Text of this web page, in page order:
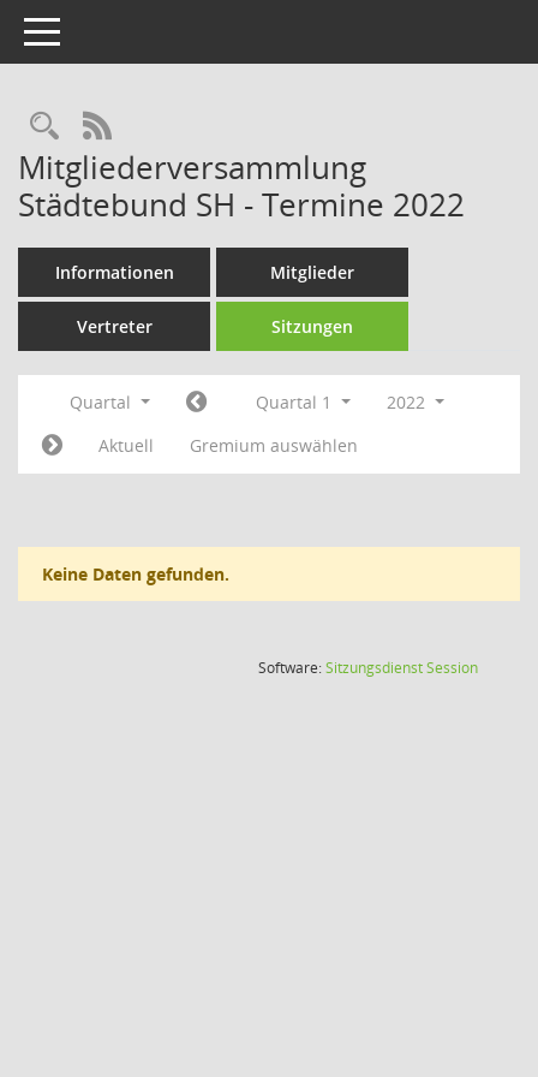
Toggle navigation
Rechercheauswahl
RSS-Feed
Mitgliederversammlung
Städtebund SH - Termine 2022
Informationen Mitglieder
Vertreter Sitzungen
Quartal Quartal 1
2022
Aktuell
Gremium auswählen
Keine Daten gefunden.
Software:SitzungsdienstSession(Wird in